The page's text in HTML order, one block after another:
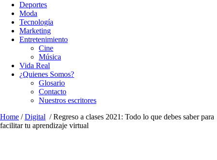
Deportes
Moda
Tecnología
Marketing
Entretenimiento
Cine
Música
Vida Real
¿Quienes Somos?
Glosario
Contacto
Nuestros escritores
Home /Digital /Regreso a clases 2021: Todo lo que debes saber para
facilitar tu aprendizaje virtual